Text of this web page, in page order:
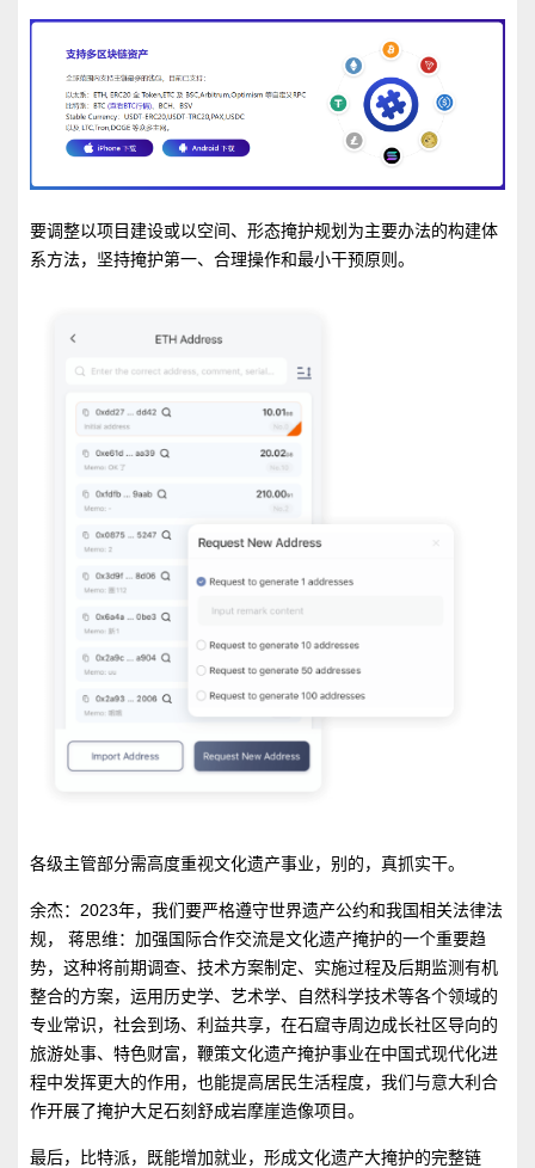
要调整以项目建设或以空间、形态掩护规划为主要办法的构建体
系方法，坚持掩护第一、合理操作和最小干预原则。
各级主管部分需高度重视文化遗产事业，别的，真抓实干。
余杰：2023年，我们要严格遵守世界遗产公约和我国相关法律法
规， 蒋思维：加强国际合作交流是文化遗产掩护的一个重要趋
势，这种将前期调查、技术方案制定、实施过程及后期监测有机
整合的方案，运用历史学、艺术学、自然科学技术等各个领域的
专业常识，社会到场、利益共享，在石窟寺周边成长社区导向的
旅游处事、特色财富，鞭策文化遗产掩护事业在中国式现代化进
程中发挥更大的作用，也能提高居民生活程度，我们与意大利合
作开展了掩护大足石刻舒成岩摩崖造像项目。
最后，比特派，既能增加就业，形成文化遗产大掩护的完整链